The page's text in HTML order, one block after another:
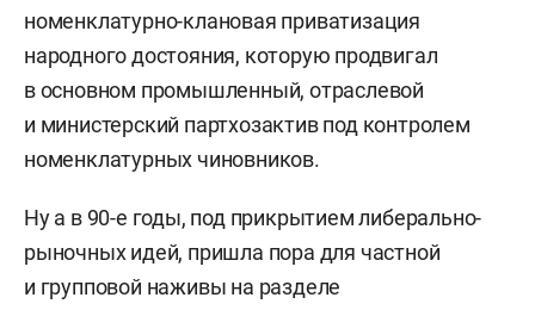
номенклатурно-клановая приватизация
народного достояния, которую продвигал
в основном промышленный, отраслевой
и министерский партхозактив под контролем
номенклатурных чиновников.
Ну а в 90-е годы, под прикрытием либерально-
рыночных идей, пришла пора для частной
и групповой наживы на разделе